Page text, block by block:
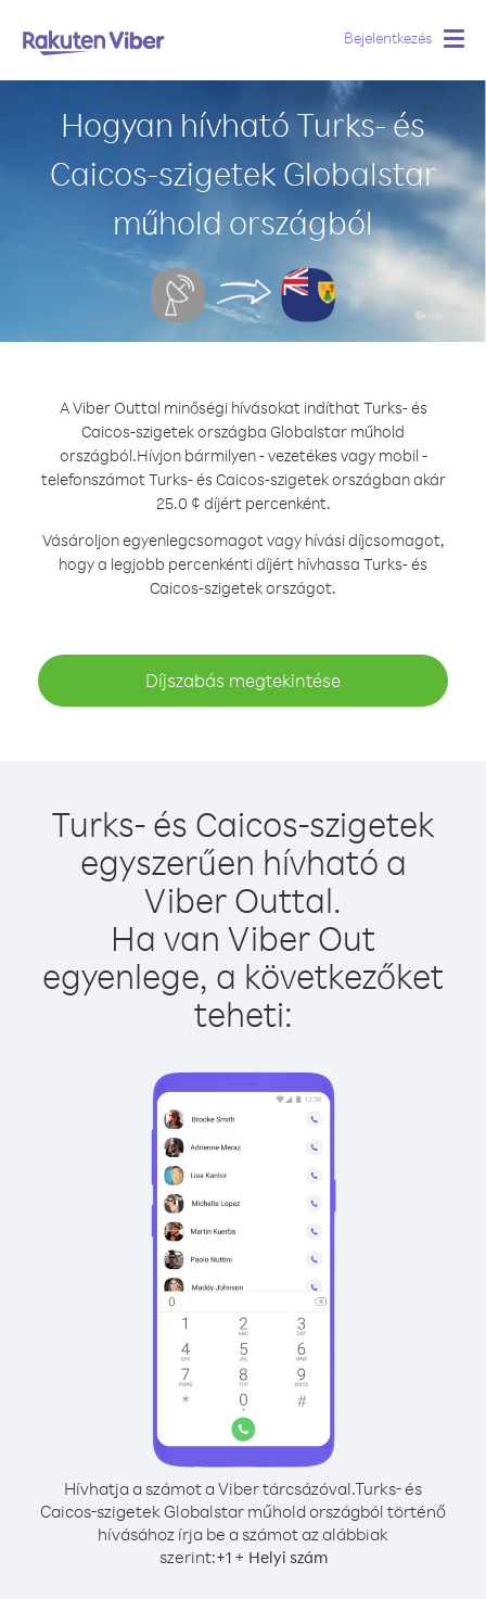
Bejelentkezés
Hogyan hívható Turks- és
Caicos-szigetek Globalstar
műhold országból
A Viber Outtal minőségi hívásokat indíthat Turks- és
Caicos-szigetek országba Globalstar műhold
országból.Hívjon bármilyen - vezetékes vagy mobil -
telefonszámot Turks- és Caicos-szigetek országban akár
25.0 ¢ díjért percenként.
Vásároljon egyenlegcsomagot vagy hívási díjcsomagot,
hogy a legjobb percenkénti díjért hívhassa Turks- és
Caicos-szigetek országot.
Díjszabás megtekintése
Turks- és Caicos-szigetek
egyszerűen hívható a
Viber Outtal.
Ha van Viber Out
egyenlege, a következőket
teheti:
Hívhatja a számot a Viber tárcsázóval.Turks- és
Caicos-szigetek Globalstar műhold országból történő
hívásához írja be a számot az alábbiak
szerint:+1+ Helyi szám